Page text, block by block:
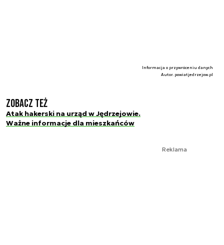
Informacja o przywróceniu danych
Autor. powiatjedrzejow.pl
Zobacz też
Atak hakerski na urząd w Jędrzejowie.
Ważne informacje dla mieszkańców
Reklama